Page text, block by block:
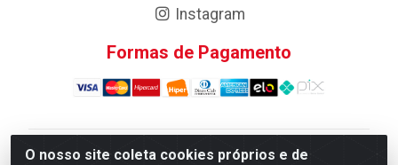
O nosso site coleta cookies próprios e de
Instagram
Formas de Pagamento
Atacadao da Limpeza F. Pereira Queiroz Comercio e